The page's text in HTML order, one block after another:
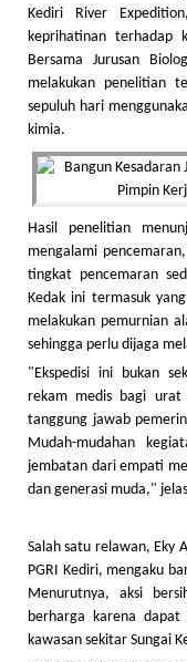
Kediri River
keprihatinan terhadap
Bersama Jurusan
melakukan penelitian
sepuluh hari
kimia.
Hasil penelitian
mengalami
tingkat pencemaran
Kedak ini termasuk
melakukan pemurnian
sehingga perlu dijaga
"Ekspedisi ini bukan
rekam medis bagi urat
tanggung jawab
Mudah-mudahan
jembatan dari empati
dan generasi muda,"
Salah satu relawan, Eky
PGRI Kediri, mengaku
Menurutnya, aksi
berharga karena dapat
kawasan sekitar Sungai